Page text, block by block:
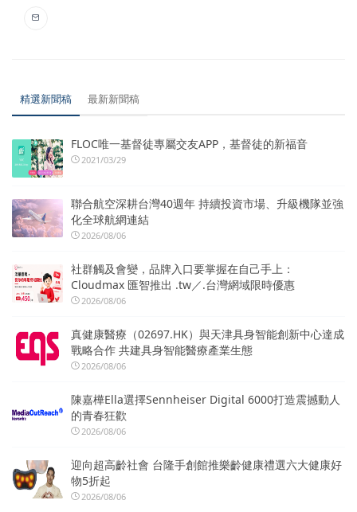
精選新聞稿 最新新聞稿
FLOC唯一基督徒專屬交友APP，基督徒的新福音
2021/03/29
聯合航空深耕台灣40週年 持續投資市場、升級機隊並強
化全球航網連結
2026/08/06
社群觸及會變，品牌入口要掌握在自己手上：
Cloudmax 匯智推出 .tw／.台灣網域限時優惠
2026/08/06
真健康醫療（02697.HK）與天津具身智能創新中心達成
戰略合作 共建具身智能醫療產業生態
2026/08/06
陳嘉樺Ella選擇Sennheiser Digital 6000打造震撼動人
的青春狂歡
2026/08/06
迎向超高齡社會 台隆手創館推樂齡健康禮選六大健康好
物5折起
2026/08/06